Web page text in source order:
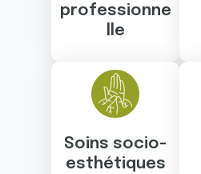
professionne
lle
Soins socio-
esthétiques